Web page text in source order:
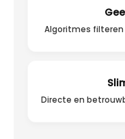
Algoritmes filteren
Directe en